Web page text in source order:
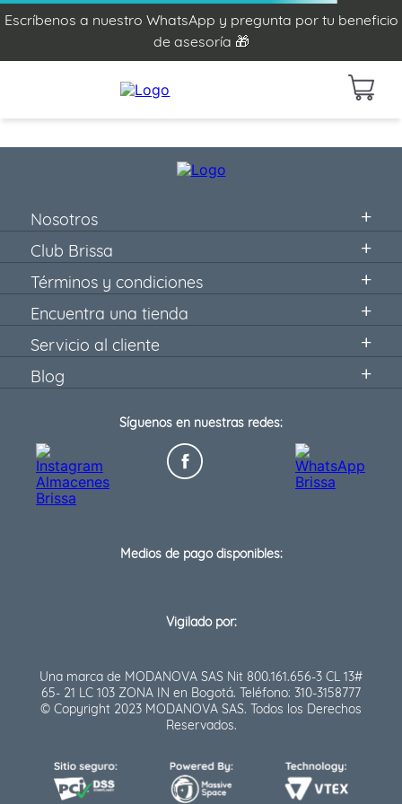
Escríbenos a nuestro WhatsApp y pregunta por tu beneficio
de asesoría 🎁
Nosotros
Club Brissa
Términos y condiciones
Encuentra una tienda
Servicio al cliente
Blog
Síguenos en nuestras redes:
Medios de pago disponibles:
Vigilado por:
Una marca de MODANOVA SAS Nit 800.161.656-3 CL 13#
65- 21 LC 103 ZONA IN en Bogotá. Teléfono: 310-3158777
© Copyright 2023 MODANOVA SAS. Todos los Derechos
Reservados.